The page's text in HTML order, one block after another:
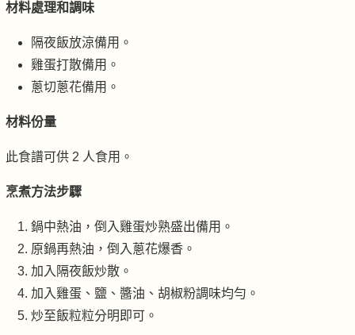
材料處理和調味
隔夜飯放涼備用。
雞蛋打散備用。
蔥切蔥花備用。
材料份量
此食譜可供 2 人食用。
烹煮方法步驟
鍋中熱油，倒入雞蛋炒熟盛出備用。
原鍋再熱油，倒入蔥花爆香。
加入隔夜飯炒散。
加入雞蛋、鹽、醬油、胡椒粉調味均勻。
炒至飯粒粒分明即可。